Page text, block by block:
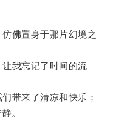
佛置身于那片幻境之
我忘记了时间的流
带来了清凉和快乐；
。